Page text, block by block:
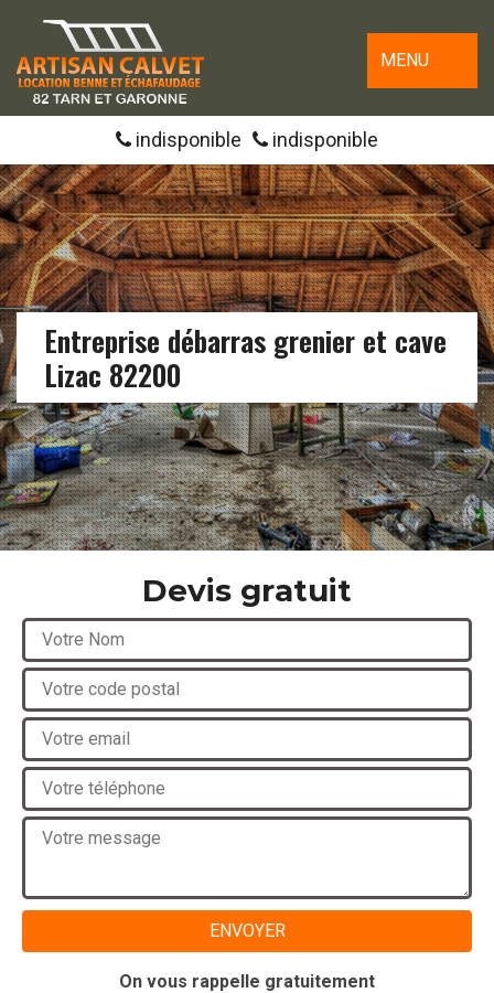
MENU
indisponible indisponible
Entreprise débarras grenier et cave
Lizac 82200
Devis gratuit
On vous rappelle gratuitement